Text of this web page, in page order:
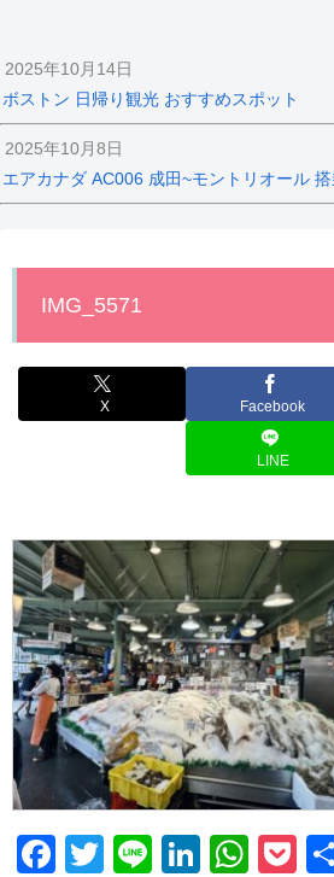
2025年10月14日
ボストン 日帰り観光 おすすめスポット
2025年10月8日
エアカナダ AC006 成田~モントリオール
IMG_5571
X Facebook
LINE
F
T
Li
Li
W P